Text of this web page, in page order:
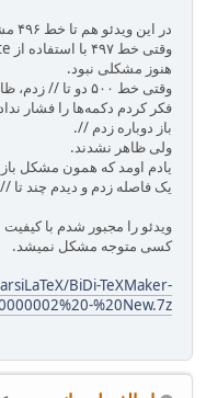
در این ویدئو هم تا خط ۴۹۶ مشکلی نبود.
هنوز مشکلی نبود.
وقتی خط ۵۰۰ دو تا // زدم، ظاهر نشدند.
فکر کردم دکمه‌ها را فشار
باز دوباره زدم //.
ولی ظاهر نشدند.
یادم اومد که همون مشکل
یک فاصله زدم و دیدم چند تا
ویدئو را مجبور شدم با
کسی متوجه مشکل نمیشد.
BiDi-TeXMaker-
%20New.7z